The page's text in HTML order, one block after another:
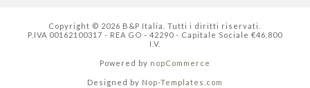
Copyright © 2026 B&P Italia. Tutti i diritti riservati.
P.IVA 00162100317 - REA GO - 42290 - Capitale Sociale €46.800
I.V.
Powered by nopCommerce
Designed by Nop-Templates.com